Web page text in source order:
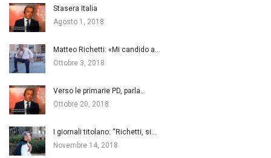
Stasera Italia
Agosto 1, 2018
Matteo Richetti: «Mi candido a…
Ottobre 3, 2018
Verso le primarie PD, parla…
Ottobre 20, 2018
I giornali titolano: “Richetti, si…
Novembre 14, 2018